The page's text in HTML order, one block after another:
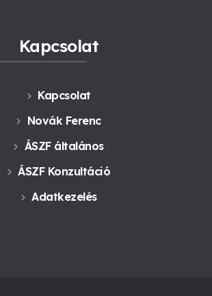
Kapcsolat
Kapcsolat
Novák Ferenc
ÁSZF általános
ÁSZF Konzultáció
Adatkezelés